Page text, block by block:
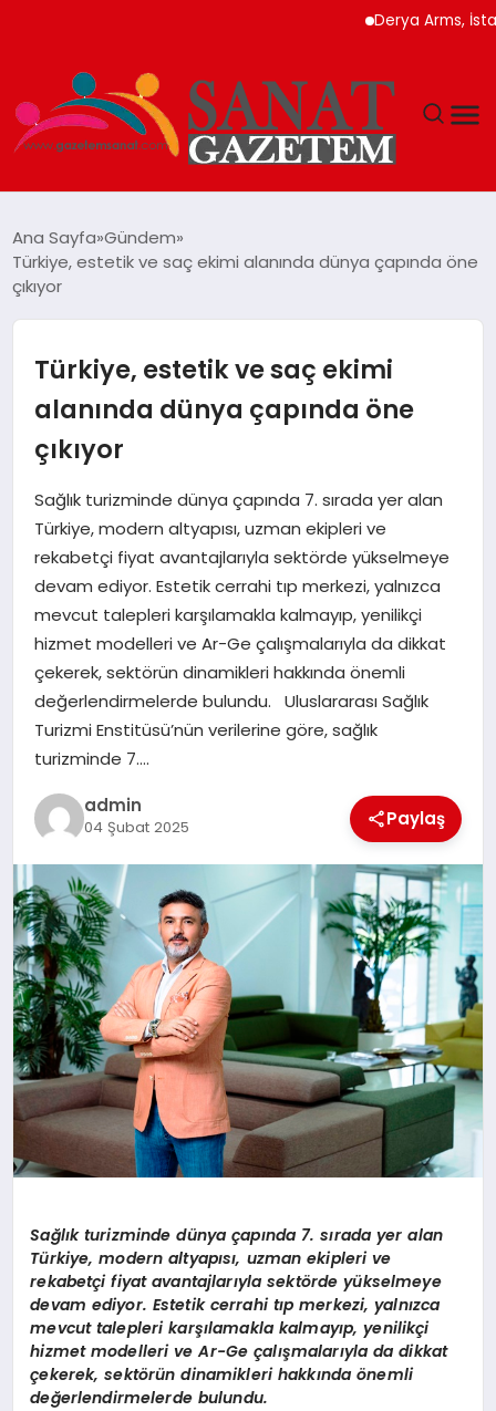
Derya Arms, İstanbul
TEKNOLOJI
YAŞAM
EKONOMI
SAĞLIK
DÜNYA
EĞITIM
Ana Sayfa Gündem
Türkiye, estetik ve saç ekimi alanında dünya çapında öne
çıkıyor
Türkiye, estetik ve saç ekimi
alanında dünya çapında öne
çıkıyor
Sağlık turizminde dünya çapında 7. sırada yer alan
Türkiye, modern altyapısı, uzman ekipleri ve
rekabetçi fiyat avantajlarıyla sektörde yükselmeye
devam ediyor. Estetik cerrahi tıp merkezi, yalnızca
mevcut talepleri karşılamakla kalmayıp, yenilikçi
hizmet modelleri ve Ar-Ge çalışmalarıyla da dikkat
çekerek, sektörün dinamikleri hakkında önemli
değerlendirmelerde bulundu. Uluslararası Sağlık
Turizmi Enstitüsü’nün verilerine göre, sağlık
turizminde 7….
admin
04 Şubat 2025 Paylaş
Sağlık turizminde dünyaçapında 7. sırada yer alan
Türkiye, modern altyapısı, uzman ekipleri ve
rekabetçi fiyat avantajlarıyla sektörde yükselmeye
devam ediyor. Estetik cerrahi tıp merkezi, yalnızca
mevcut talepleri karşılamakla kalmayıp, yenilikçi
hizmet modelleri ve Ar-Geçalışmalarıyla da dikkat
çekerek, sektörün dinamikleri hakkındaönemli
değerlendirmelerde bulundu.